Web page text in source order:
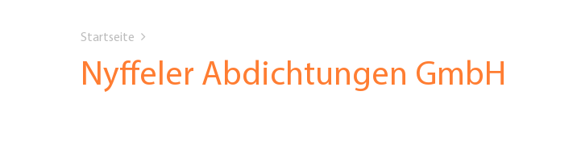
are
Startseite
Nyffeler Abdichtungen GmbH